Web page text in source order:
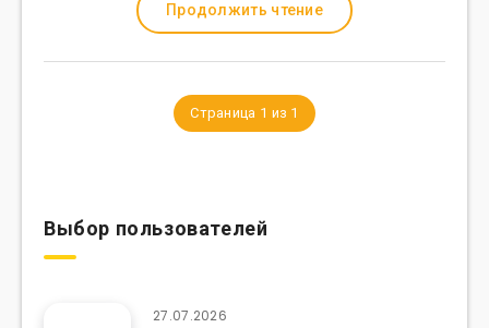
Продолжить чтение
Страница 1 из 1
Выбор пользователей
27.07.2026